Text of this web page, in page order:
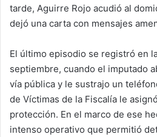
tarde, Aguirre Rojo acudió al
dejó una carta con mensajes
El último episodio se registró en
septiembre, cuando el imputado
vía pública y le sustrajo un
de Víctimas de la Fiscalía le
protección. En el marco de ese
intenso operativo que permitió